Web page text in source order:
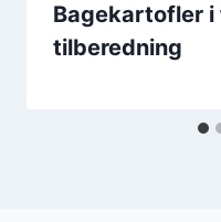
Bagekartofler i
tilberedning